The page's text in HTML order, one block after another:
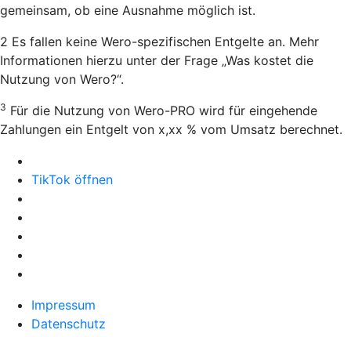
gemeinsam, ob eine Ausnahme möglich ist.
2 Es fallen keine Wero-spezifischen Entgelte an. Mehr
Informationen hierzu unter der Frage „Was kostet die
Nutzung von Wero?“.
3 Für die Nutzung von Wero-PRO wird für eingehende
Zahlungen ein Entgelt von x,xx % vom Umsatz berechnet.
TikTok öffnen
Impressum
Datenschutz